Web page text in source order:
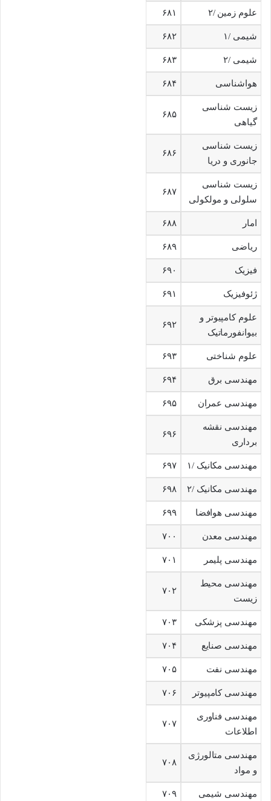
علوم زمین /۲ ۶۸۱
شیمی /۱ ۶۸۲
شیمی /۲ ۶۸۳
هواشناسی ۶۸۴
زیست شناسی
گیاهی
۶۸۵
زیست شناسی
جانوری و دریا
۶۸۶
زیست شناسی
سلولی و مولکولی
۶۸۷
امار ۶۸۸
ریاضی ۶۸۹
فیزیک ۶۹۰
ژئوفیزیک ۶۹۱
علوم کامپیوتر و
بیوانفورماتیک
۶۹۲
علوم شناختی ۶۹۳
مهندسی برق ۶۹۴
مهندسی عمران ۶۹۵
مهندسی نقشه
برداری
۶۹۶
مهندسی مکانیک /۱ ۶۹۷
مهندسی مکانیک /۲ ۶۹۸
مهندسی هوافضا ۶۹۹
مهندسی معدن ۷۰۰
مهندسی پلیمر ۷۰۱
مهندسی محیط
زیست
۷۰۲
مهندسی پزشکی ۷۰۳
مهندسی صنایع ۷۰۴
مهندسی نفت ۷۰۵
مهندسی کامپیوتر ۷۰۶
مهندسی فناوری
اطلاعات
۷۰۷
مهندسی متالورژی
و مواد
۷۰۸
مهندسی شیمی ۷۰۹